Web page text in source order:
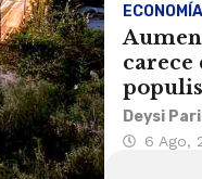
ECONOMÍA
carece
Deysi Pari
6 Ago,